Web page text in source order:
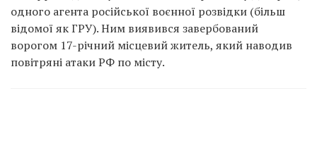
одного агента російської воєнної розвідки (більш
відомої як ГРУ). Ним виявився завербований
ворогом 17-річний місцевий житель, який наводив
повітряні атаки РФ по місту.